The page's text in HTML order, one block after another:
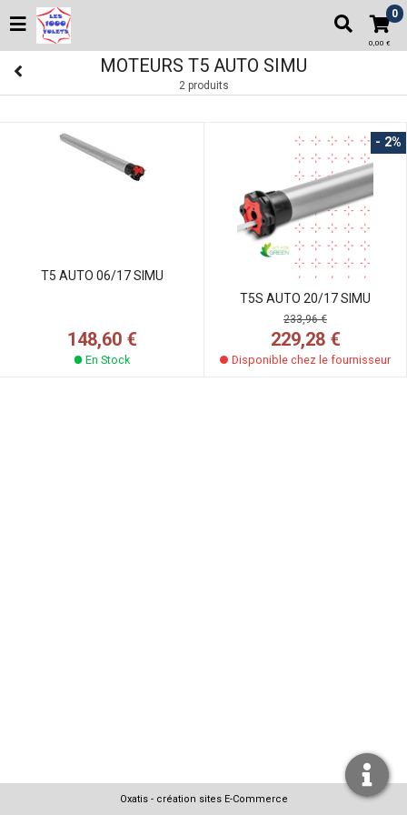
0
0,00 €
MOTEURS T5 AUTO SIMU
2 produits
T5 AUTO 06/17 SIMU
148,60 €
En Stock
T5S AUTO 20/17 SIMU
- 2%
233,96 €
229,28 €
Disponible chez le fournisseur
Oxatis - création sites E-Commerce